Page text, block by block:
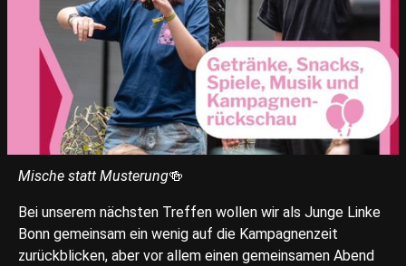
Mische statt Musterung🍻
Bei unserem nächsten Treffen wollen wir als Junge Linke
Bonn gemeinsam ein wenig auf die Kampagnenzeit
zurückblicken, aber vor allem einen gemeinsamen Abend